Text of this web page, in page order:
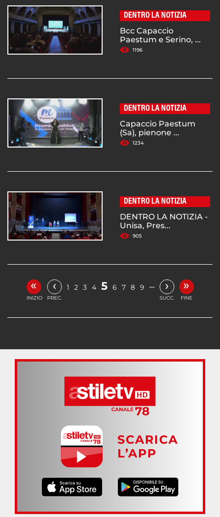
DENTRO LA NOTIZIA
Bcc Capaccio
Paestum e Serino, ...
1196
DENTRO LA NOTIZIA
Capaccio Paestum
(Sa), pienone ...
1234
DENTRO LA NOTIZIA
DENTRO LA NOTIZIA -
Unisa, Pres...
905
«
INIZIO
‹
PREC.
1 2 3 4 5 6 7 8 9 … ›
SUCC.
»
FINE
SCARICA
L’APP